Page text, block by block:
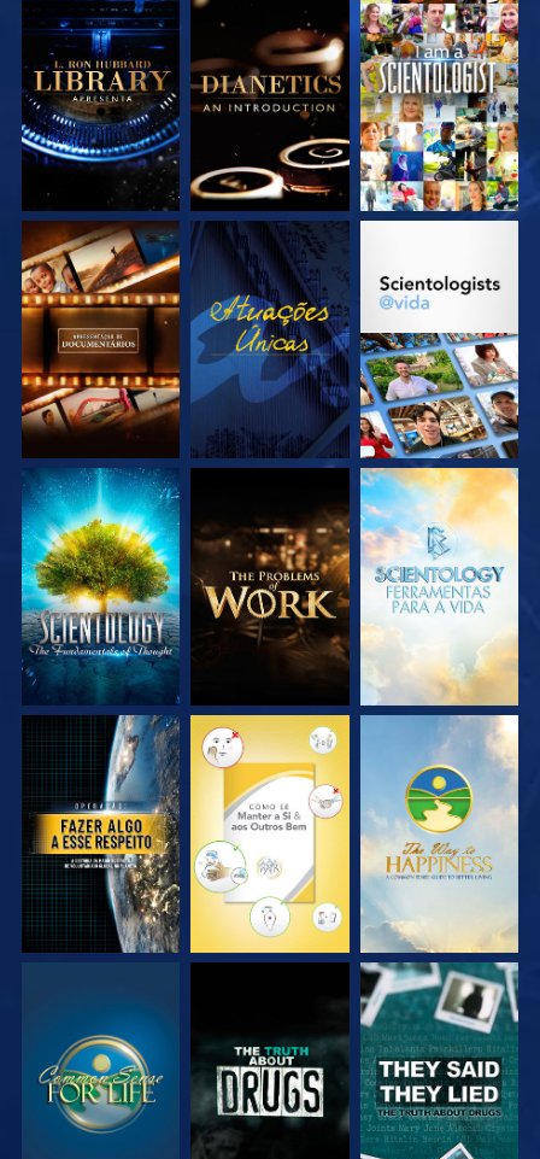
EXPLORE A SÉRIE EXPLORE A SÉRIE VEJA
EXPLORE A SÉRIE VEJA EXPLORE A SÉRIE
EXPLORE A SÉRIE EXPLORE A SÉRIE EXPLORE A SÉRIE
VEJA VEJA VEJA
VEJA VEJA VEJA